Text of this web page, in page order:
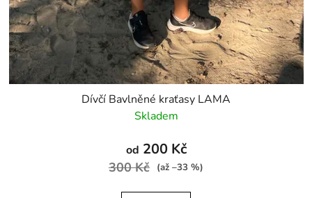
Dívčí Bavlněné kraťasy LAMA
Skladem
od 200 Kč
300 Kč (až –33 %)